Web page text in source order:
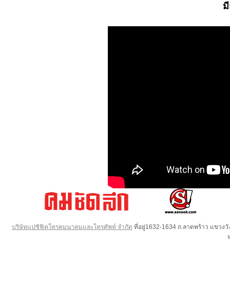
บริษัทแปซิฟิคโทรคมนาคมและโทรศัพท์ จำกัด ที่อยู่1632-1634 ถ.ลาดพร้าว แขวง